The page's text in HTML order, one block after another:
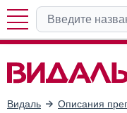
Видаль Описания